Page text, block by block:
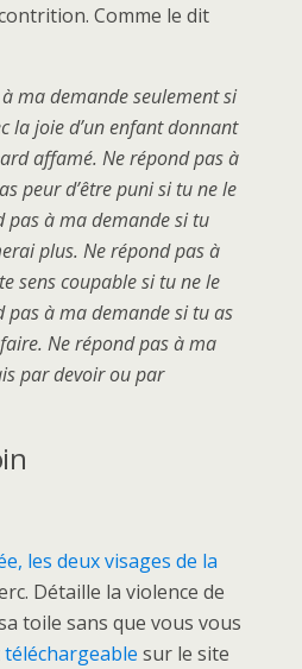
Comme le dit
ma demande seulement si
la joie d’un enfant donnant
affamé. Ne répond pas à
peur d’être puni si tu ne le
pas à ma demande si tu
plus. Ne répond pas à
sens coupable si tu ne le
pas à ma demande si tu as
Ne répond pas à ma
par devoir ou par
les deux visages de la
Détaille la violence de
toile sans que vous vous
téléchargeablesur le site